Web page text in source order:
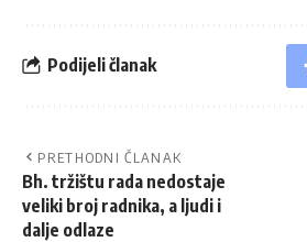
Podijeli članak
PRETHODNI ČLANAK
Bh. tržištu rada nedostaje
veliki broj radnika, a ljudi i
dalje odlaze